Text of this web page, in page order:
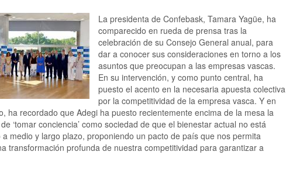
convocatoria
70
Basque
Industry
La presidenta de Confebask, Tamara Yagüe, ha
comparecido en rueda de prensa tras la
celebración de su Consejo General anual, para
dar a conocer sus consideraciones en torno a los
asuntos que preocupan a las empresas vascas.
En su intervención, y como punto central, ha
puesto el acento en la necesaria apuesta colectiva
por la competitividad de la empresa vasca. Y en
ha recordado que Adegi ha puesto recientemente encima de la mesa la
‘tomar conciencia’ como sociedad de que el bienestar actual no está
a medio y largo plazo, proponiendo un pacto de país que nos permita
transformación profunda de nuestra competitividad para garantizar a